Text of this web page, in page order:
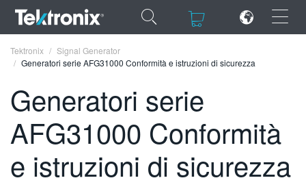
×
×
ENGLISH
FRANÇAIS
Tektronix
Signal Generator
Generatori serie AFG31000 Conformità e istruzioni di sicurezza
Generatori serie
AFG31000 Conformità
e istruzioni di sicurezza